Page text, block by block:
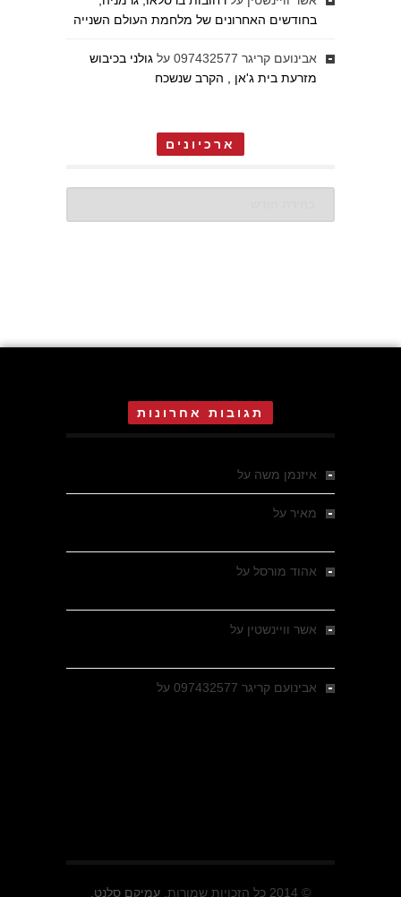
בחודשים האחרונים של מלחמת העולם השנייה
אבינועם קריגר 097432577 על גולני בכיבוש
מזרעת בית ג'אן , הקרב שנשכח
ארכיונים
תגובות אחרונות
איזנמן משה על
מאיר על
אהוד מורסל על
אשר וויינשטין על
אבינועם קריגר 097432577 על
© 2014 כל הזכויות שמורות. עמיקם סלנט.